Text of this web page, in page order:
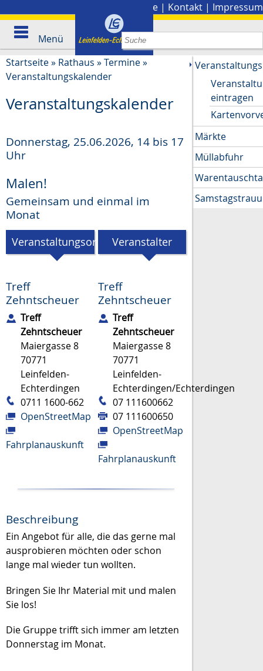
Presse | Kontakt | Impressum
Menü
Startseite» Rathaus »Termine»
Veranstaltungskalender
Veranstaltungskalender
Donnerstag, 25.06.2026, 14 bis 17
Uhr
Malen!
Gemeinsam und einmal im
Monat
Veranstaltungsort
Treff
Zehntscheuer
Treff
Zehntscheuer
Maiergasse 8
70771
Leinfelden-
Echterdingen
0711 1600-662
OpenStreetMap
Fahrplanauskunft
Veranstalter
Treff
Zehntscheuer
Treff
Zehntscheuer
Maiergasse 8
70771
Leinfelden-
Echterdingen/Echterdingen
07 111600662
07 111600650
OpenStreetMap
Fahrplanauskunft
Beschreibung
Ein Angebot für alle, die das gerne mal
ausprobieren möchten oder schon
lange mal wieder tun wollten.
Bringen Sie Ihr Material mit und malen
Sie los!
Die Gruppe trifft sich immer am letzten
Donnerstag im Monat.
eintragen
Märkte
Müllabfuhr